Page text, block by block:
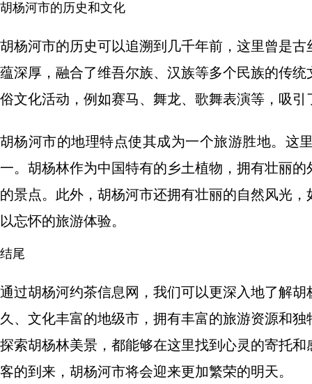
胡杨河市的历史和文化
胡杨河市的历史可以追溯到几千年前，这里曾是
蕴深厚，融合了维吾尔族、汉族等多个民族的传
俗文化活动，例如赛马、舞龙、歌舞表演等，吸
胡杨河市的地理特点使其成为一个旅游胜地。这
一。胡杨林作为中国特有的乡土植物，拥有壮丽
的景点。此外，胡杨河市还拥有壮丽的自然风光
以忘怀的旅游体验。
结尾
通过胡杨河约茶信息网，我们可以更深入地了解
久、文化丰富的地级市，拥有丰富的旅游资源和
探索胡杨林美景，都能够在这里找到心灵的寄托
客的到来，胡杨河市将会迎来更加繁荣的明天。